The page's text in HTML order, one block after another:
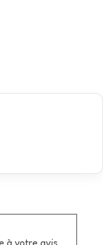
à votre avis.